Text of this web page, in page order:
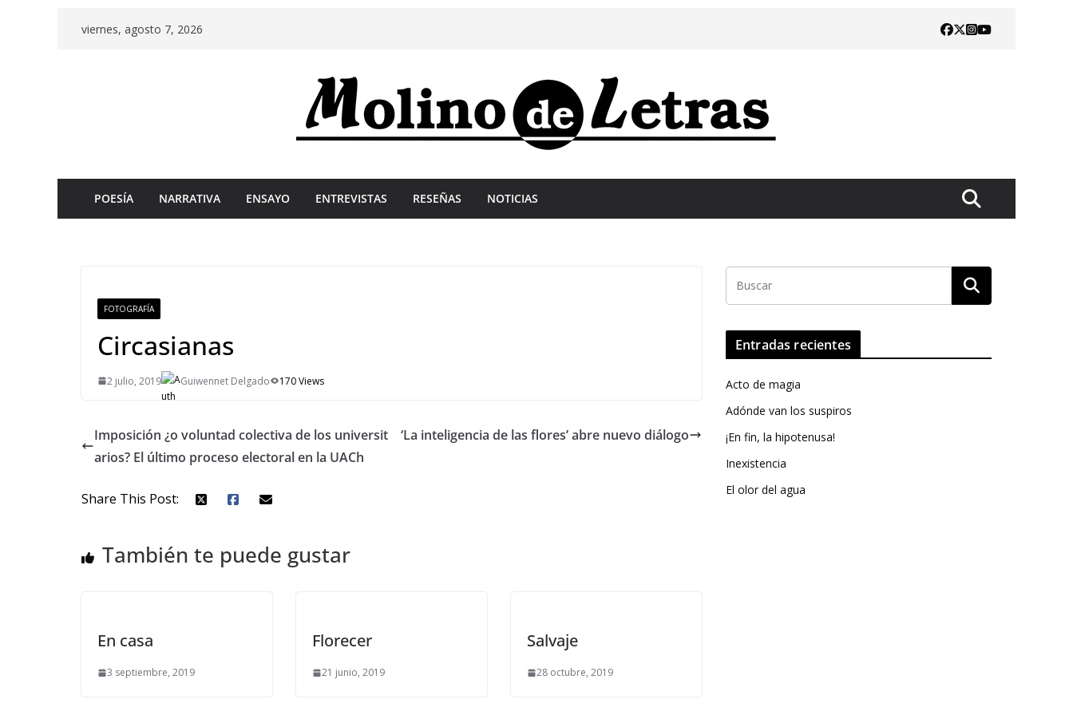
viernes, agosto 7, 2026
POESÍA NARRATIVA ENSAYO ENTREVISTAS RESEÑAS NOTICIAS
FOTOGRAFÍA
Circasianas
2 julio, 2019 Guiwennet Delgado 170 Views
Imposición ¿o voluntad colectiva de los universit
arios? El último proceso electoral en la UACh
‘La inteligencia de las flores’ abre nuevo diálogo
Share This Post:
También te puede gustar
En casa
3 septiembre, 2019
Florecer
21 junio, 2019
Salvaje
28 octubre, 2019
Entradas recientes
Acto de magia
Adónde van los suspiros
¡En fin, la hipotenusa!
Inexistencia
El olor del agua